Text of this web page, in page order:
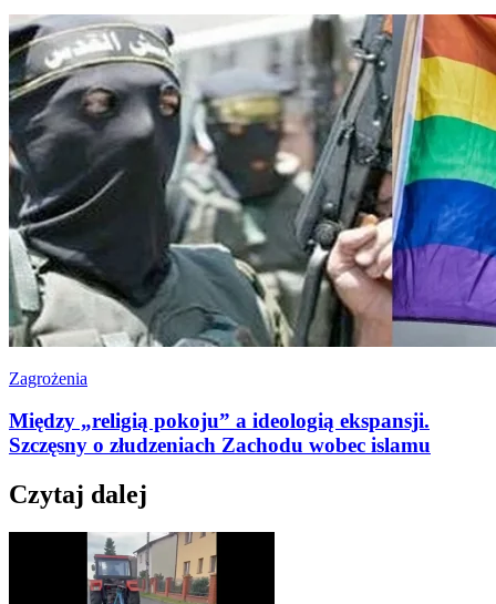
Zagrożenia
Między „religią pokoju” a ideologią ekspansji.
Szczęsny o złudzeniach Zachodu wobec islamu
Czytaj dalej